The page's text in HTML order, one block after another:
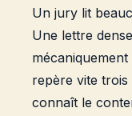
Un jury lit
Une lettre
repère vite trois
connaît le